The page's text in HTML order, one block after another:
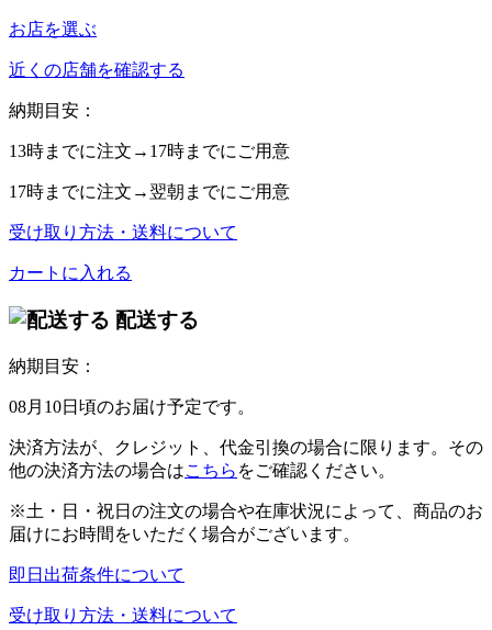
お店を選ぶ
近くの店舗を確認する
納期目安：
13時までに注文→ 17時までにご用意
17時までに注文→ 翌朝 までにご用意
受け取り方法・送料について
カートに入れる
配送する
納期目安：
08月10日頃のお届け予定です。
決済方法が、クレジット、代金引換の場合に限ります。その
他の決済方法の場合はこちら をご確認ください。
※土・日・祝日の注文の場合や在庫状況によって、商品のお
届けにお時間をいただく場合がございます。
即日出荷条件について
受け取り方法・送料について